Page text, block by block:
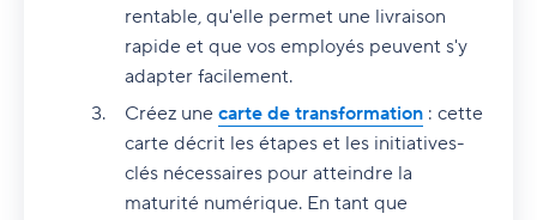
rentable, qu'elle permet une livraison
rapide et que vos employés peuvent s'y
adapter facilement.
Créez une carte de transformation : cette
carte décrit les étapes et les initiatives-
clés nécessaires pour atteindre la
maturité numérique. En tant que